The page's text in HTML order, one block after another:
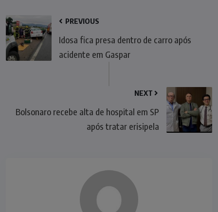
PREVIOUS
Idosa fica presa dentro de carro após
acidente em Gaspar
NEXT
Bolsonaro recebe alta de hospital em SP
após tratar erisipela